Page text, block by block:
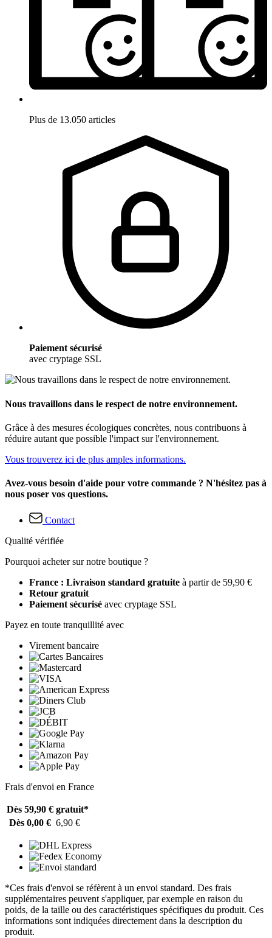
Plus de 13.050 articles
Paiement sécurisé
avec cryptage SSL
Nous travaillons dans le respect de notre environnement.
Grâce à des mesures écologiques concrètes, nous contribuons à
réduire autant que possible l'impact sur l'environnement.
Vous trouverez ici de plus amples informations.
Avez-vous besoin d'aide pour votre commande ? N'hésitez pas à
nous poser vos questions.
Contact
Qualité vérifiée
Pourquoi acheter sur notre boutique ?
France : Livraison standard gratuite à partir de 59,90 €
Retour gratuit
Paiement sécurisé avec cryptage SSL
Payez en toute tranquillité avec
Virement bancaire
Frais d'envoi en France
Dès 59,90 € gratuit*
Dès 0,00 € 6,90 €
*Ces frais d'envoi se réfèrent à un envoi standard. Des frais
supplémentaires peuvent s'appliquer, par exemple en raison du
poids, de la taille ou des caractéristiques spécifiques du produit. Ces
informations sont indiquées directement dans la description du
produit.